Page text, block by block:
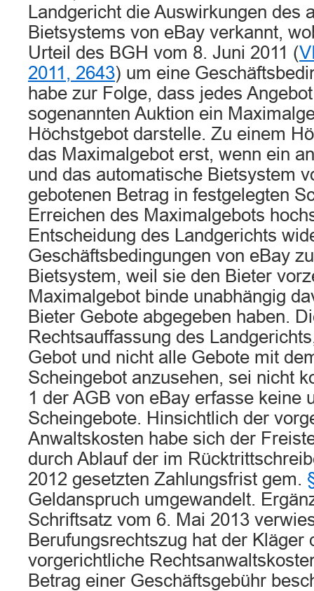
Landgericht die Auswirkungen des
Bietsystems von eBay verkannt,
Urteil des BGH vom 8. Juni 2011 (
2011, 2643) um eine
habe zur Folge, dass jedes
sogenannten Auktion ein
Höchstgebot darstelle. Zu einem
das Maximalgebot erst, wenn ein
und das automatische Bietsystem
gebotenen Betrag in festgelegten
Erreichen des Maximalgebots
Entscheidung des Landgerichts
Geschäftsbedingungen von eBay
Bietsystem, weil sie den Bieter
Maximalgebot binde unabhängig
Bieter Gebote abgegeben haben.
Rechtsauffassung des
Gebot und nicht alle Gebote mit
Scheingebot anzusehen, sei nicht
1 der AGB von eBay erfasse keine
Scheingebote. Hinsichtlich der
Anwaltskosten habe sich der
durch Ablauf der im
2012 gesetzten Zahlungsfrist gem.
Geldanspruch umgewandelt.
Schriftsatz vom 6. Mai 2013
Berufungsrechtszug hat der Kläger
vorgerichtliche
Betrag einer Geschäftsgebühr